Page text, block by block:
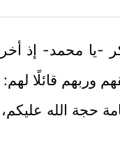
-يا محمد- إذ
وربهم قائلًا
حجة الله